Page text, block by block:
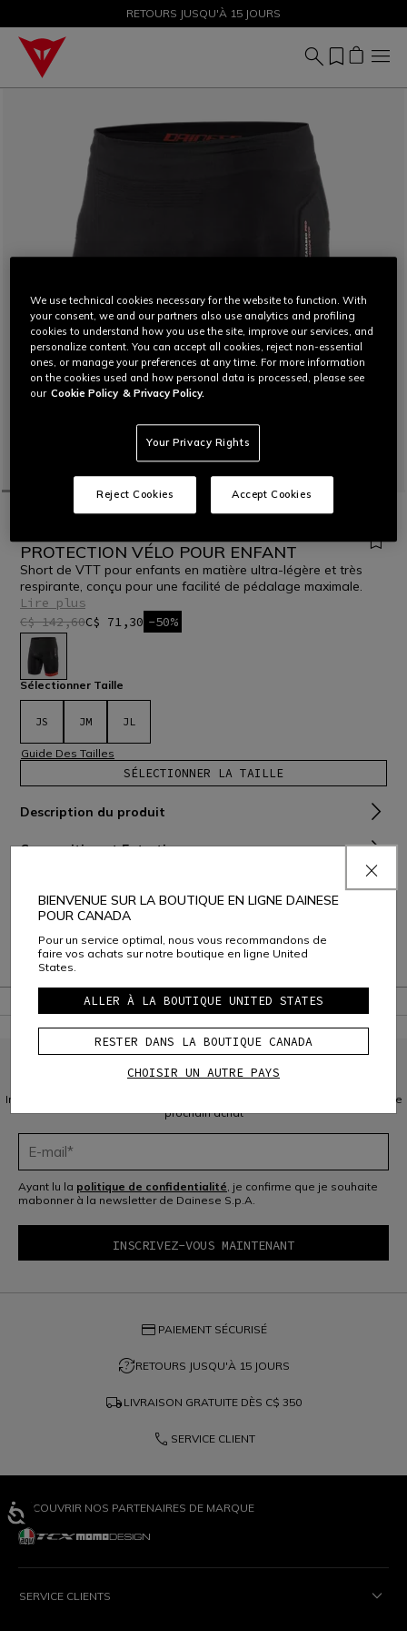
SOLDES JUSQU'À-50 % – ACHETEZ MAINTENANT
RETOURS JUSQU'À 15 JOURS
VTT ENFANTS
PROTECTION VÉLO POUR ENFANT
Short de VTT pour enfants en matière ultra-légère et très
respirante, conçu pour une facilité de pédalage maximale.
Lire plus
C$ 142,60C$ 71,30 -50%
sélectionné
Sélectionner Taille
JS JM JL
Guide Des Tailles
SÉLECTIONNER LA TAILLE
Description du produit
Composition et Entretien
Service Client
Garantie
INSCRIVEZ-VOUS À LA COMMUNAUTÉ
Inscrivez-vous à la newsletter et bénéficiez de 10 % de réduction sur votre
prochain achat
Ayant lu la politique de confidentialité , je confirme que je souhaite
mabonner à la newsletter de Dainese S.p.A.
credit_card PAIEMENT SÉCURISÉ
question_exchangeRETOURS JUSQU'À 15 JOURS
local_shipping LIVRAISON GRATUITE DÈS C$ 350
phone SERVICE CLIENT
DÉCOUVRIR NOS PARTENAIRES DE MARQUE
SERVICE CLIENTS
BIENVENUE SUR LA BOUTIQUE EN LIGNE DAINESE
POUR CANADA
Pour un service optimal, nous vous recommandons de
faire vos achats sur notre boutique en ligne United
States.
ALLER À LA BOUTIQUE UNITED STATES
RESTER DANS LA BOUTIQUE CANADA
CHOISIR UN AUTRE PAYS
We use technical cookies necessary for the website to function. With
your consent, we and our partners also use analytics and profiling
cookies to understand how you use the site, improve our services, and
personalize content. You can accept all cookies, reject non-essential
ones, or manage your preferences at any time. For more information
on the cookies used and how personal data is processed, please see
our Cookie Policy & Privacy Policy.
Your Privacy Rights
Reject Cookies Accept Cookies